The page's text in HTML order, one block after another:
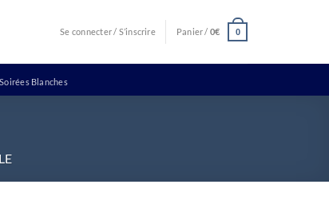
Se connecter / S’inscrire Panier / 0€ 0
Soirées Blanches